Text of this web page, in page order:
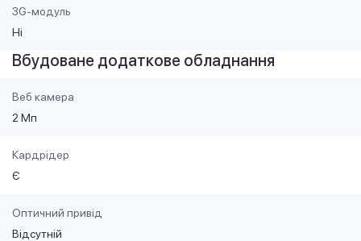
3G-модуль
Ні
Вбудоване додаткове обладнання
Веб камера
2 Мп
Кардрідер
Є
Оптичний привід
Відсутній